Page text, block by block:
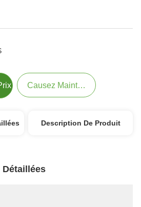
Causez Maintenant
Description De Produit